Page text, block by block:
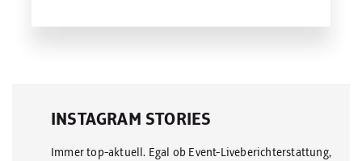
INSTAGRAM STORIES
Immer top-aktuell. Egal ob Event-Liveberichterstattung,